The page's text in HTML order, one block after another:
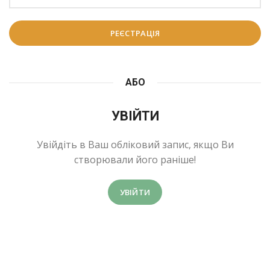
РЕЄСТРАЦІЯ
АБО
УВІЙТИ
Увійдіть в Ваш обліковий запис, якщо Ви
створювали його раніше!
УВІЙТИ